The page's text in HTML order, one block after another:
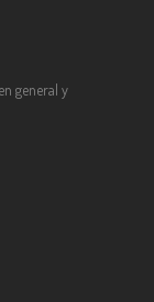
general y